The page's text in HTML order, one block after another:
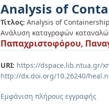
Analysis of
Τίτλος: Analysis of
Ανάλυση καταγραφών
Παπαχριστοφόρου,
URI: https://dspace.lib.ntua.gr/
http://dx.doi.org/10.26240/
Εμφάνιση πλήρους εγγραφής